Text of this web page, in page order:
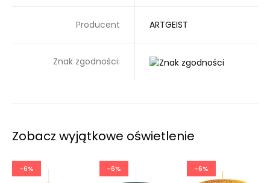
Producent ARTGEIST
Znak zgodności:
Zobacz wyjątkowe oświetlenie
-6% -6% -6%